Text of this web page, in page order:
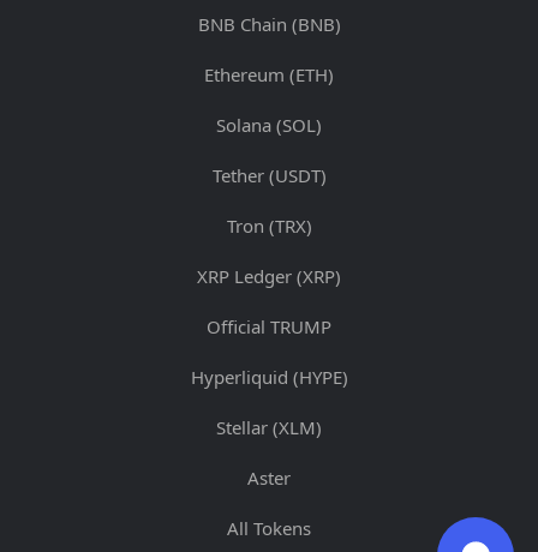
BNB Chain (BNB)
Ethereum (ETH)
Solana (SOL)
Tether (USDT)
Tron (TRX)
XRP Ledger (XRP)
Official TRUMP
Hyperliquid (HYPE)
Stellar (XLM)
Aster
All Tokens